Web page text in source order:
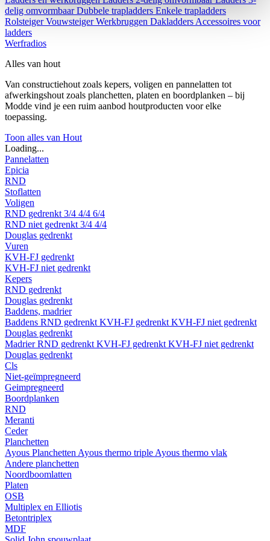
delig omvormbaarDubbele trapladders Enkele trapladders
RolsteigerVouwsteigerWerkbruggen Dakladders Accessoires voor
ladders
Werfradios
Alles van hout
Van constructiehout zoals kepers, voligen en pannelatten tot
afwerkingshout zoals planchetten, platen en boordplanken – bij
Modde vind je een ruim aanbod houtproducten voor elke
toepassing.
Toon alles van Hout
Loading...
Pannelatten
Epicia
RND
Stoflatten
Voligen
RND gedrenkt 3/4 4/4 6/4
RND niet gedrenkt 3/4 4/4
Douglas gedrenkt
Vuren
KVH-FJ gedrenkt
KVH-FJ niet gedrenkt
Kepers
RND gedrenkt
Douglas gedrenkt
Baddens, madrier
Baddens RND gedrenkt KVH-FJ gedrenkt KVH-FJ niet gedrenkt
Douglas gedrenkt
MadrierRND gedrenkt KVH-FJ gedrenkt KVH-FJ niet gedrenkt
Douglas gedrenkt
Cls
Niet-geïmpregneerd
Geimpregneerd
Boordplanken
RND
Meranti
Ceder
Planchetten
Ayous Planchetten Ayous thermo triple Ayous thermo vlak
Andere planchetten
Noordboomlatten
Platen
OSB
Multiplex en Elliotis
Betontriplex
MDF